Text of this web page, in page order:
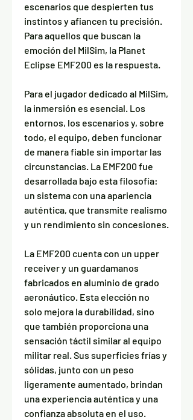
escenarios que despierten tus
instintos y afiancen tu precisión.
Para aquellos que buscan la
emoción del MilSim, la Planet
Eclipse EMF200 es la respuesta.
Para el jugador dedicado al MilSim,
la inmersión es esencial. Los
entornos, los escenarios y, sobre
todo, el equipo, deben funcionar
de manera fiable sin importar las
circunstancias. La EMF200 fue
desarrollada bajo esta filosofía:
un sistema con una apariencia
auténtica, que transmite realismo
y un rendimiento sin concesiones.
La EMF200 cuenta con un upper
receiver y un guardamanos
fabricados en aluminio de grado
aeronáutico. Esta elección no
solo mejora la durabilidad, sino
que también proporciona una
sensación táctil similar al equipo
militar real. Sus superficies frías y
sólidas, junto con un peso
ligeramente aumentado, brindan
una experiencia auténtica y una
confianza absoluta en el uso.